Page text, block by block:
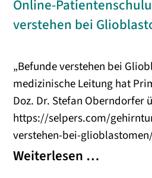
Online-
verstehen bei
„Befunde verstehen bei
medizinische Leitung hat
Doz. Dr. Stefan Oberndorfer
https://selpers.com/
verstehen-bei-
Weiterlesen …